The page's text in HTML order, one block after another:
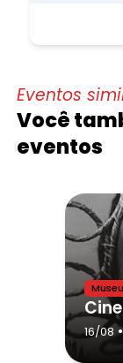
Eventos
Você
eventos
16/08 •